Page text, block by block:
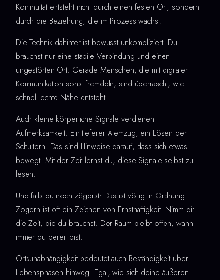
Kontinuität entsteht nicht durch einen festen Ort, sondern
durch die Beziehung, die im Prozess wächst.
Die Technik dahinter ist bewusst unkompliziert. Du
brauchst nur eine stabile Verbindung und einen
ungestörten Ort. Gerade Menschen, die mit digitaler
Kommunikation sonst fremdeln, sind überrascht, wie
schnell echte Nähe entsteht.
Auch kleine körperliche Signale verdienen
Aufmerksamkeit. Ein tieferer Atemzug, ein Lösen der
Schultern: Das sind Hinweise darauf, dass sich etwas
bewegt. Mit der Zeit lernst du, diese Signale selbst zu
lesen.
Und falls du noch zögerst: Das ist völlig in Ordnung.
Zögern ist oft ein Zeichen von Ernsthaftigkeit. Nimm dir
die Zeit, die du brauchst. Der Raum bleibt offen, wann
immer du bereit bist.
Ortsunabhängigkeit bedeutet auch Beständigkeit über
Lebensphasen hinweg. Egal, wie sich deine äußeren